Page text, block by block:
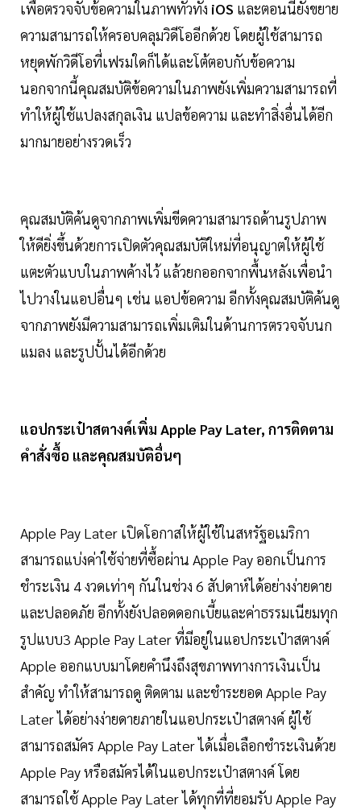
เพื่อตรวจจับข้อความในภาพทั่วทั้ง iOS และตอนนี้ยังขยาย
ความสามารถให้ครอบคลุมวิดีโออีกด้วย โดยผู้ใช้สามารถ
หยุดพักวิดีโอที่เฟรมใดก็ได้และโต้ตอบกับข้อความ
นอกจากนี้คุณสมบัติข้อความในภาพยังเพิ่มความสามารถที่
ทำให้ผู้ใช้แปลงสกุลเงิน แปลข้อความ และทำสิ่งอื่นได้อีก
มากมายอย่างรวดเร็ว
คุณสมบัติค้นดูจากภาพเพิ่มขีดความสามารถด้านรูปภาพ
ให้ดียิ่งขึ้นด้วยการเปิดตัวคุณสมบัติใหม่ที่อนุญาตให้ผู้ใช้
แตะตัวแบบในภาพค้างไว้ แล้วยกออกจากพื้นหลังเพื่อนำ
ไปวางในแอปอื่นๆ เช่น แอปข้อความ อีกทั้งคุณสมบัติค้นดู
จากภาพยังมีความสามารถเพิ่มเติมในด้านการตรวจจับนก
แมลง และรูปปั้นได้อีกด้วย
แอปกระเป๋าสตางค์เพิ่ม Apple Pay Later, การติดตาม
คำสั่งซื้อ และคุณสมบัติอื่นๆ
Apple Pay Later เปิดโอกาสให้ผู้ใช้ในสหรัฐอเมริกา
สามารถแบ่งค่าใช้จ่ายที่ซื้อผ่าน Apple Pay ออกเป็นการ
ชำระเงิน 4 งวดเท่าๆ กันในช่วง 6 สัปดาห์ได้อย่างง่ายดาย
และปลอดภัย อีกทั้งยังปลอดดอกเบี้ยและค่าธรรมเนียมทุก
รูปแบบ3 Apple Pay Later ที่มีอยู่ในแอปกระเป๋าสตางค์
Apple ออกแบบมาโดยคำนึงถึงสุขภาพทางการเงินเป็น
สำคัญ ทำให้สามารถดู ติดตาม และชำระยอด Apple Pay
Later ได้อย่างง่ายดายภายในแอปกระเป๋าสตางค์ ผู้ใช้
สามารถสมัคร Apple Pay Later ได้เมื่อเลือกชำระเงินด้วย
Apple Pay หรือสมัครได้ในแอปกระเป๋าสตางค์ โดย
สามารถใช้ Apple Pay Later ได้ทุกที่ที่ยอมรับ Apple Pay